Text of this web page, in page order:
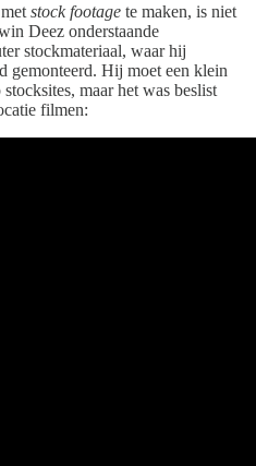
stock footage te maken, is niet
Deez onderstaande
stockmateriaal, waar hij
gemonteerd. Hij moet een klein
maar het was beslist
filmen: